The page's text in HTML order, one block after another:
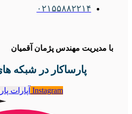
۰۲۱۵۵۸۸۲۲۱۴
با مدیریت مهندس پژمان آقمیان
پارساکار در شبکه
Instagram آپارات